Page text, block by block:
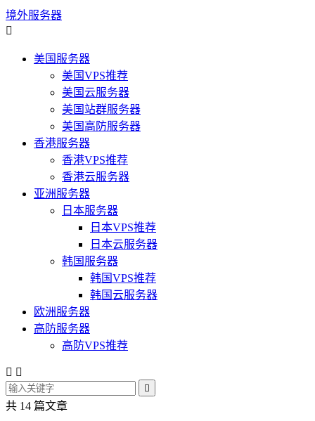
境外服务器

美国服务器
美国VPS推荐
美国云服务器
美国站群服务器
美国高防服务器
香港服务器
香港VPS推荐
香港云服务器
亚洲服务器
日本服务器
日本VPS推荐
日本云服务器
韩国服务器
韩国VPS推荐
韩国云服务器
欧洲服务器
高防服务器
高防VPS推荐
 

共 14 篇文章